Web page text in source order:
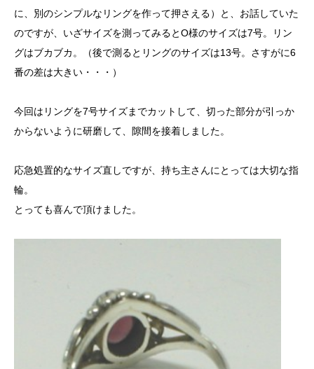
に、別のシンプルなリングを作って押さえる）と、お話していた
のですが、いざサイズを測ってみるとO様のサイズは7号。リン
グはブカブカ。（後で測るとリングのサイズは13号。さすがに6
番の差は大きい・・・）
今回はリングを7号サイズまでカットして、切った部分が引っか
からないように研磨して、隙間を接着しました。
応急処置的なサイズ直しですが、持ち主さんにとっては大切な指
輪。
とっても喜んで頂けました。